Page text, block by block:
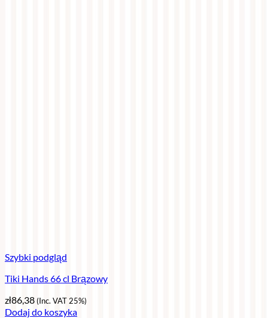
Szybki podgląd
Tiki Hands 66 cl Brązowy
zł86,38(Inc. VAT 25%)
Dodaj do koszyka